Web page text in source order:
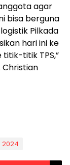
agar
bisa berguna
Pilkada
hari ini ke
titik TPS,”
Christian
2024